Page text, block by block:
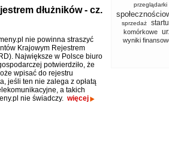
dłużników - cz.
nie powinna straszyć
Krajowym Rejestrem
Największe w Polsce biuro
potwierdziło, że
wpisać do rejestru
jeśli ten nie zalega z opłatą
a takich
nie świadczy. więcej
przeglądarki
sprzedaż
komórkowe
wyniki